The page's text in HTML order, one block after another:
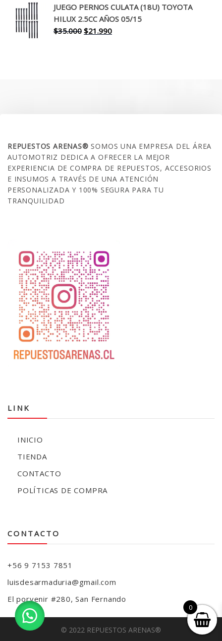
original
era:
$30.000.
actual
es:
$17.990.
JUEGO PERNOS CULATA (18U) TOYOTA
HILUX 2.5CC AÑOS 05/15
$35.000 El
$21.990El
REPUESTOS ARENAS®SOMOS UNA EMPRESA DEL ÁREA
AUTOMOTRIZ DEDICA A OFRECER LA MEJOR
EXPERIENCIA DE COMPRA DE REPUESTOS, ACCESORIOS
E INSUMOS A TRAVÉS DE UNA ATENCIÓN
PERSONALIZADA Y 100% SEGURA PARA TU
TRANQUILIDAD
LINK
INICIO
TIENDA
CONTACTO
POLÍTICAS DE COMPRA
CONTACTO
+56 9 7153 7851
luisdesarmaduria@gmail.com
El porvenir #280, San Fernando
© 2022 REPUESTOS ARENAS®
0